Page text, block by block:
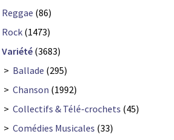
Reggae (86)
Rock (1473)
Variété (3683)
> Ballade (295)
> Chanson (1992)
> Collectifs & Télé-crochets (45)
> Comédies Musicales (33)